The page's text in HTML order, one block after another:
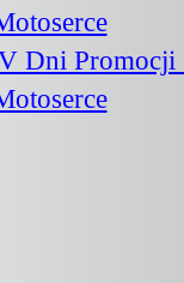
Dni Promocji